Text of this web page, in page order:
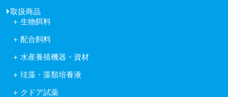
取扱商品
生物餌料
ワムシ
アルテミア
コペポーダ
タマミジンコ休眠卵
配合飼料
株式会社ヒガシマル
フィード・ワン株式会社
林兼産業株式会社
日本農産工業株式会社
水産養殖機器・資材
岩崎紫外線殺菌システム
水産用酸素ガス発生装置
珪藻・藻類培養液
藻類培養液KW21
クドア試薬